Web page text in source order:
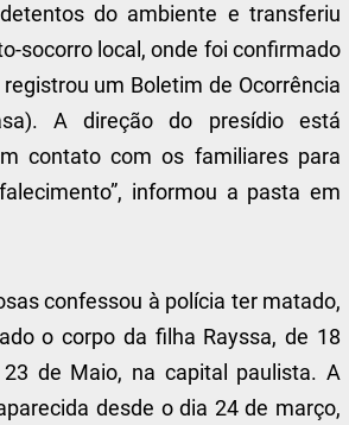
do ambiente e transferiu
socorro local, onde foi confirmado
um Boletim de Ocorrência
A direção do presídio está
contato com os familiares para
informou a pasta em
confessou à polícia ter matado,
o corpo da filha Rayssa, de 18
de Maio, na capital paulista. A
desde o dia 24 de março,